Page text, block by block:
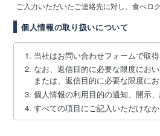
ご入力いただいたご連絡先に対し、食べロ
個人情報の取り扱いについて
当社はお問い合わせフォームで取
なお、返信目的に必要な限度にお
または、返信目的に必要な限度に
個人情報の利用目的の通知、開示
すべての項目にご記入いただけな